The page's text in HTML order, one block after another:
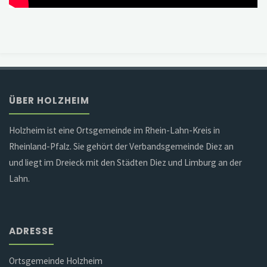
ÜBER HOLZHEIM
Holzheim ist eine Ortsgemeinde im Rhein-Lahn-Kreis in
Rheinland-Pfalz. Sie gehört der Verbandsgemeinde Diez an
und liegt im Dreieck mit den Städten Diez und Limburg an der
Lahn.
ADRESSE
Ortsgemeinde Holzheim